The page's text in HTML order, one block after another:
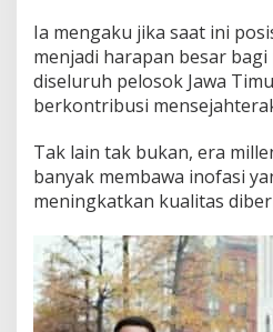
Ia mengaku jika saat ini
menjadi harapan besar
diseluruh pelosok Jawa
berkontribusi
Tak lain tak bukan, era
banyak membawa inofasi
meningkatkan kualitas